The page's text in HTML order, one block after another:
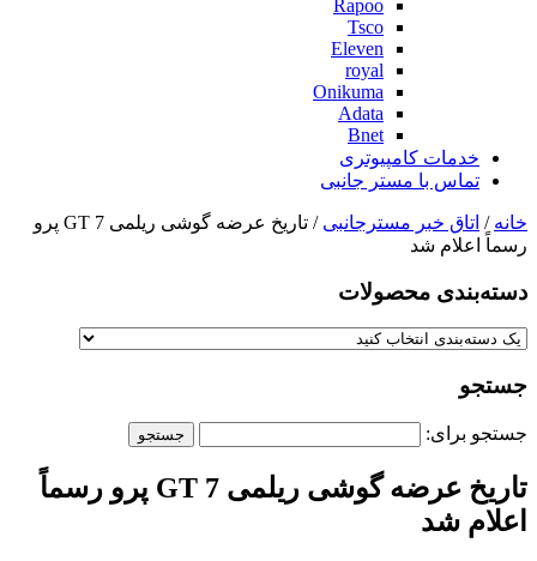
Rapoo
Tsco
Eleven
royal
Onikuma
Adata
Bnet
خدمات کامپیوتری
تماس با مستر جانبی
خانه / اتاق خبر مسترجانبی
/ تاریخ عرضه گوشی ریلمی GT 7 پرو
رسماً اعلام شد
دسته‌بندی‌ محصولات
جستجو
جستجو برای:
تاریخ عرضه گوشی ریلمی GT 7 پرو رسماً
اعلام شد